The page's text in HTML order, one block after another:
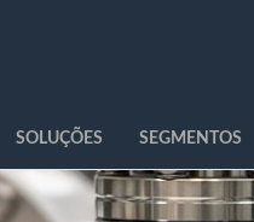
SOLUÇÕES SEGMENTOS